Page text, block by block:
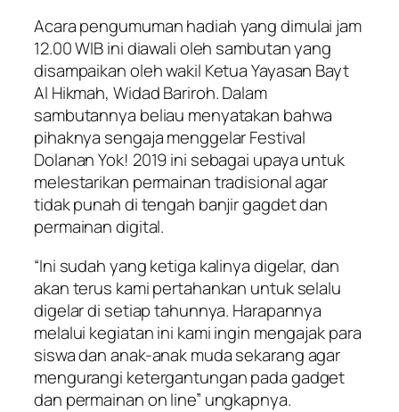
Acara pengumuman hadiah yang dimulai jam
12.00 WIB ini diawali oleh sambutan yang
disampaikan oleh wakil Ketua Yayasan Bayt
Al Hikmah, Widad Bariroh. Dalam
sambutannya beliau menyatakan bahwa
pihaknya sengaja menggelar Festival
Dolanan Yok! 2019 ini sebagai upaya untuk
melestarikan permainan tradisional agar
tidak punah di tengah banjir gagdet dan
permainan digital.
“Ini sudah yang ketiga kalinya digelar, dan
akan terus kami pertahankan untuk selalu
digelar di setiap tahunnya. Harapannya
melalui kegiatan ini kami ingin mengajak para
siswa dan anak-anak muda sekarang agar
mengurangi ketergantungan pada gadget
dan permainan on line” ungkapnya.